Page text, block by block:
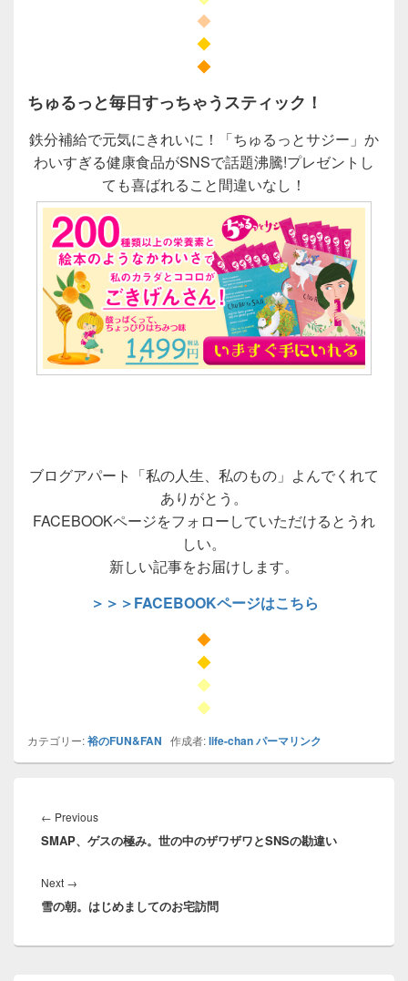
◆
◆
◆
ちゅるっと毎日すっちゃうスティック！
鉄分補給で元気にきれいに！「ちゅるっとサジー」か
わいすぎる健康食品がSNSで話題沸騰!プレゼントし
ても喜ばれること間違いなし！
ブログアパート「私の人生、私のもの」よんでくれて
ありがとう。
FACEBOOKページをフォローしていただけるとうれ
しい。
新しい記事をお届けします。
＞＞＞FACEBOOKページはこちら
◆
◆
◆
◆
カテゴリー:裕のFUN&FAN 作成者:life-chanパーマリンク
稿
ナ
ゲ
シ
← PreviousPrevious
post:
SMAP、ゲスの極み。世の中のザワザワとSNSの勘違い
Next →
post:
雪の朝。はじめましてのお宅訪問